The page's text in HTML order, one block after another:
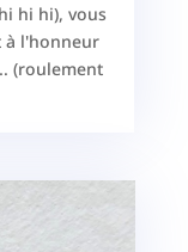
hi hi), vous
à l'honneur
(roulement